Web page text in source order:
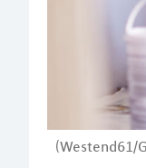
(Westend61/